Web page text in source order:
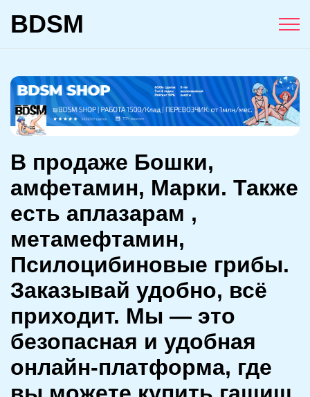
BDSM
В продаже Бошки,
амфетамин, Марки. Также
есть аплазарам ,
метамефтамин,
Псилоцибиновые грибы.
Заказывай удобно, всё
приходит. Мы — это
безопасная и удобная
онлайн-платформа, где